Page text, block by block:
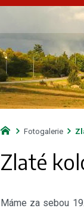
Fotogalerie
Zlaté
Máme za sebou